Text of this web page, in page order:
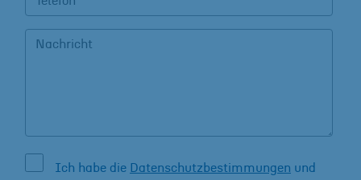
Ich habe die Datenschutzbestimmungen und